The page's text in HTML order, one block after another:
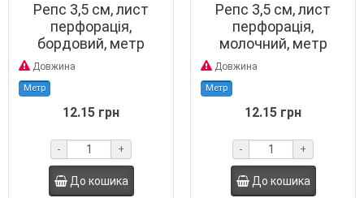
Репс 3,5 см, лист
перфорація,
бордовий, метр
Довжина
Метр
12.15 грн
- +
До кошика
Репс 3,5 см, лист
перфорація,
молочний, метр
Довжина
Метр
12.15 грн
- +
До кошика